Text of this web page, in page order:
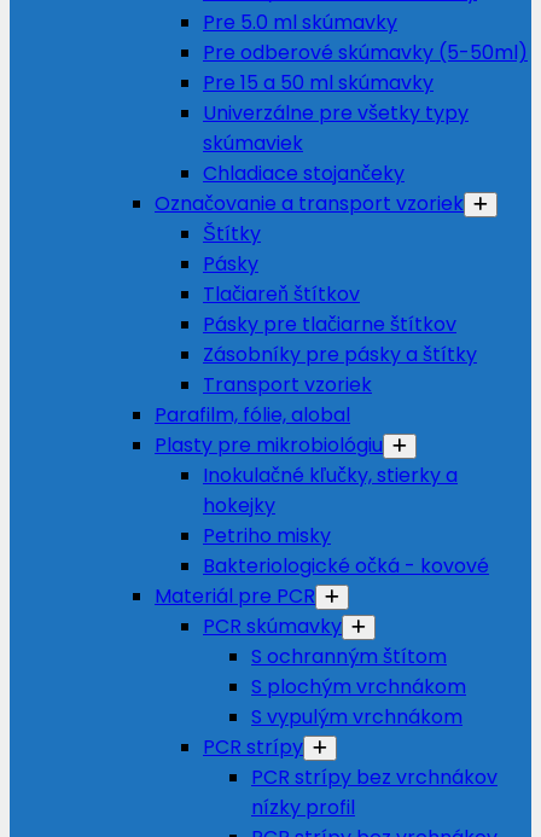
Pre 5.0 ml skúmavky
Pre odberové skúmavky (5-50ml)
Pre 15 a 50 ml skúmavky
Univerzálne pre všetky typy
skúmaviek
Chladiace stojančeky
Označovanie a transport vzoriek
Štítky
Pásky
Tlačiareň štítkov
Pásky pre tlačiarne štítkov
Zásobníky pre pásky a štítky
Transport vzoriek
Parafilm, fólie, alobal
Plasty pre mikrobiológiu
Inokulačné kľučky, stierky a
hokejky
Petriho misky
Bakteriologické očká - kovové
Materiál pre PCR
PCR skúmavky
S ochranným štítom
S plochým vrchnákom
S vypulým vrchnákom
PCR strípy
PCR strípy bez vrchnákov
nízky profil